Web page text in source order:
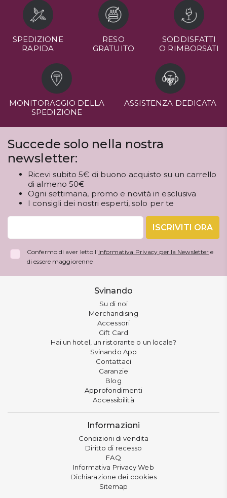
SPEDIZIONE
RAPIDA
RESO
GRATUITO
SODDISFATTI
O RIMBORSATI
MONITORAGGIO DELLA
SPEDIZIONE
ASSISTENZA DEDICATA
Succede solo nella nostra
newsletter:
Ricevi subito 5€ di buono acquisto su un carrello
di almeno 50€
Ogni settimana, promo e novità in esclusiva
I consigli dei nostri esperti, solo per te
ISCRIVITI ORA
Confermo di aver letto l' Informativa Privacy per la Newsletter e
di essere maggiorenne
Svinando
Su di noi
Merchandising
Accessori
Gift Card
Hai un hotel, un ristorante o un locale?
Svinando App
Contattaci
Garanzie
Blog
Approfondimenti
Accessibilità
Informazioni
Condizioni di vendita
Diritto di recesso
FAQ
Informativa Privacy Web
Dichiarazione dei cookies
Sitemap